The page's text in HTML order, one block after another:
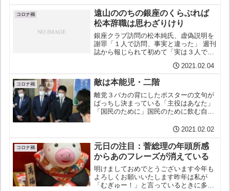
言を解除して規制を緩めたのだからこれ
は皆緩みっぱ...
コロナ禍
遠山ののちの銀座のくらぶれば
松本辞職は思わざりけり
銀座クラブ訪問の松本純氏、虚偽説明を
謝罪「１人で訪問、事実と違った」 週刊
誌から報じられて初めて「実は３人でし
「田野瀬議員の説明によると、彼が2人
の女性と知り合いで、レストランの中で
『ちょっと店に顔を出す』...
2021.02.04
コロナ禍 敵は本能児・二階
離党３バカの背にしたポスターの文句が
ばっちし決まっている「主役はあなた」
「国民のために」国民のために飲む自由
クラブ３議員に離党勧告…松本純議員は
離党を勧告したのは二階幹...
2021.02.02
コロナ禍
元日の注目：菅総理の年頭所感
からあのフレーズが消えている
明けましておめでとうございます今年も
よろしくお願いいたします昨年は私が
「むぎゅー！」と言っているときに多く